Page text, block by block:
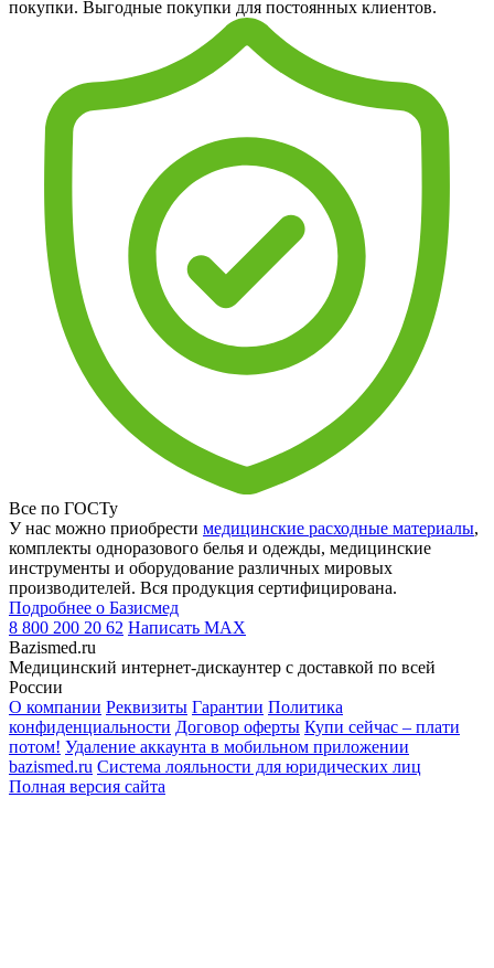
покупки. Выгодные покупки для постоянных клиентов.
Все по ГОСТу
У нас можно приобрести медицинские расходные материалы,
комплекты одноразового белья и одежды, медицинские
инструменты и оборудование различных мировых
производителей. Вся продукция сертифицирована.
Подробнее о Базисмед
8 800 200 20 62 Написать MAX
Bazismed.ru
Медицинский интернет-дискаунтер с доставкой по всей
России
О компании Реквизиты Гарантии Политика
конфиденциальности Договор оферты Купи сейчас – плати
потом! Удаление аккаунта в мобильном приложении
bazismed.ru Система лояльности для юридических лиц
Полная версия сайта